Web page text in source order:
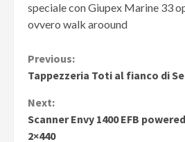
speciale con Giupex Marine 33
ovvero walk aroound
Continue
Reading
Previous:
Tappezzeria Toti al fianco di
Next:
Scanner Envy 1400 EFB
2×440